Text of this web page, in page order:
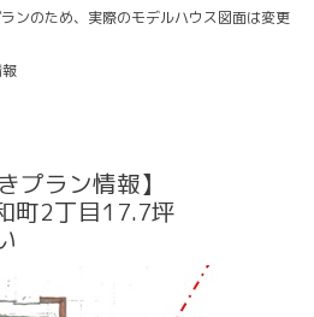
ンのため、実際のモデルハウス図面は変更
プラン情報】
町2丁目17.7坪